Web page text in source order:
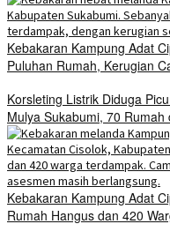
Kebakaran Kampung Adat
Puluhan Rumah, Kerugian
Korsleting Listrik Diduga
Mulya Sukabumi, 70
Kebakaran Kampung Adat
Rumah Hangus dan 420